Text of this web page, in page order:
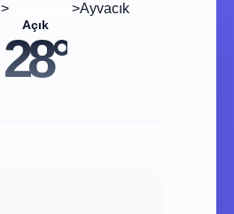
> >Ayvacık
Açık
28°